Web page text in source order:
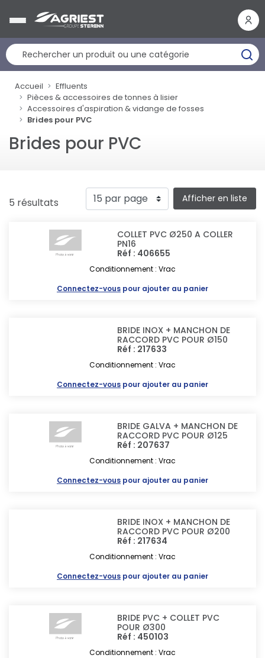
Accueil
Effluents
Pièces & accessoires de tonnes à lisier
Accessoires d'aspiration & vidange de fosses
Brides pour PVC
Brides pour PVC
5 résultats Afficher en liste
COLLET PVC Ø250 A COLLER
PN16
Réf : 406655
Conditionnement : Vrac
Connectez-vous pour ajouter au panier
BRIDE INOX + MANCHON DE
RACCORD PVC POUR Ø150
Réf : 217633
Conditionnement : Vrac
Connectez-vous pour ajouter au panier
BRIDE GALVA + MANCHON DE
RACCORD PVC POUR Ø125
Réf : 207637
Conditionnement : Vrac
Connectez-vous pour ajouter au panier
BRIDE INOX + MANCHON DE
RACCORD PVC POUR Ø200
Réf : 217634
Conditionnement : Vrac
Connectez-vous pour ajouter au panier
BRIDE PVC + COLLET PVC
POUR Ø300
Réf : 450103
Conditionnement : Vrac